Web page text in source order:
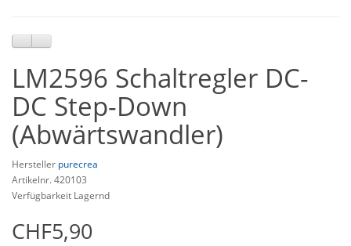
LM2596 Schaltregler DC-
DC Step-Down
(Abwärtswandler)
Hersteller purecrea
Artikelnr. 420103
Verfügbarkeit Lagernd
CHF5,90